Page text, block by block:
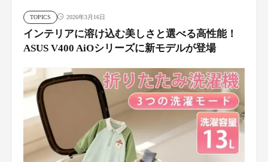
TOPICS 2026年3月16日
インテリアに溶け込む美しさと選べる高性能！
ASUS V400 AiOシリーズに新モデルが登場